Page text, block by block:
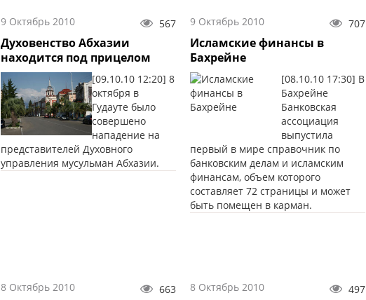
9 Октябрь 2010 567
Духовенство Абхазии
находится под прицелом
[09.10.10 12:20] 8
октября в
Гудауте было
совершено
нападение на
представителей Духовного
управления мусульман Абхазии.
9 Октябрь 2010 707
Исламские финансы в
Бахрейне
[08.10.10 17:30] В
Бахрейне
Банковская
ассоциация
выпустила
первый в мире справочник по
банковским делам и исламским
финансам, объем которого
составляет 72 страницы и может
быть помещен в карман.
8 Октябрь 2010 663 8 Октябрь 2010 497